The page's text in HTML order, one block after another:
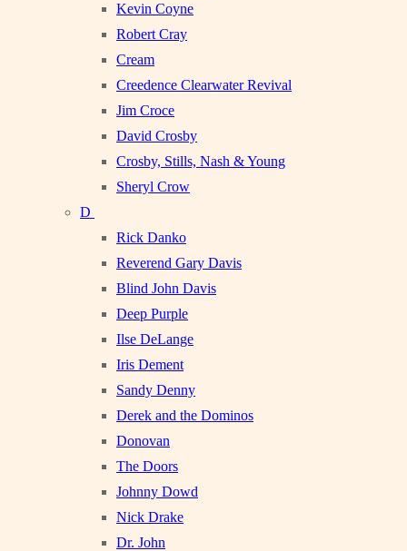
Kevin Coyne
Robert Cray
Cream
Creedence Clearwater Revival
Jim Croce
David Crosby
Crosby, Stills, Nash & Young
Sheryl Crow
D
Rick Danko
Reverend Gary Davis
Blind John Davis
Deep Purple
Ilse DeLange
Iris Dement
Sandy Denny
Derek and the Dominos
Donovan
The Doors
Johnny Dowd
Nick Drake
Dr. John